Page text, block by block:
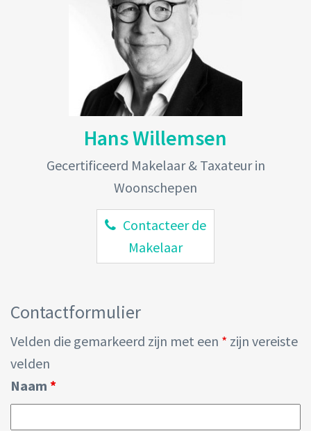
Hans Willemsen
Gecertificeerd Makelaar & Taxateur in
Woonschepen
Contacteer de
Makelaar
Contactformulier
Velden die gemarkeerd zijn met een * zijn vereiste
velden
Naam *